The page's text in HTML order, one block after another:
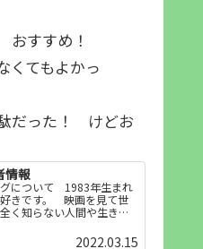
すめ！
もよかっ
た！ けどお
情報
について 1983年生まれ
きです。 映画を見て世
く知らない人間や生き物
らない世界に触れることが
2022.03.15